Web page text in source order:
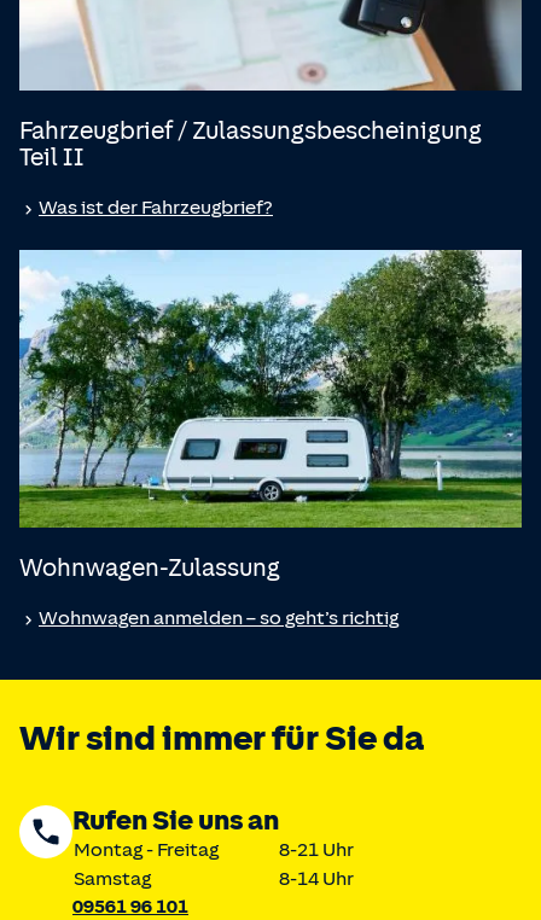
Fahrzeugbrief / Zulassungsbescheinigung
Teil II
Was ist der Fahrzeugbrief?
Wohnwagen-Zulassung
Wohnwagen anmelden – so geht’s richtig
Wir sind immer für Sie da
Rufen Sie uns an
Montag - Freitag
8-21 Uhr
Samstag
8-14 Uhr
09561 96 101